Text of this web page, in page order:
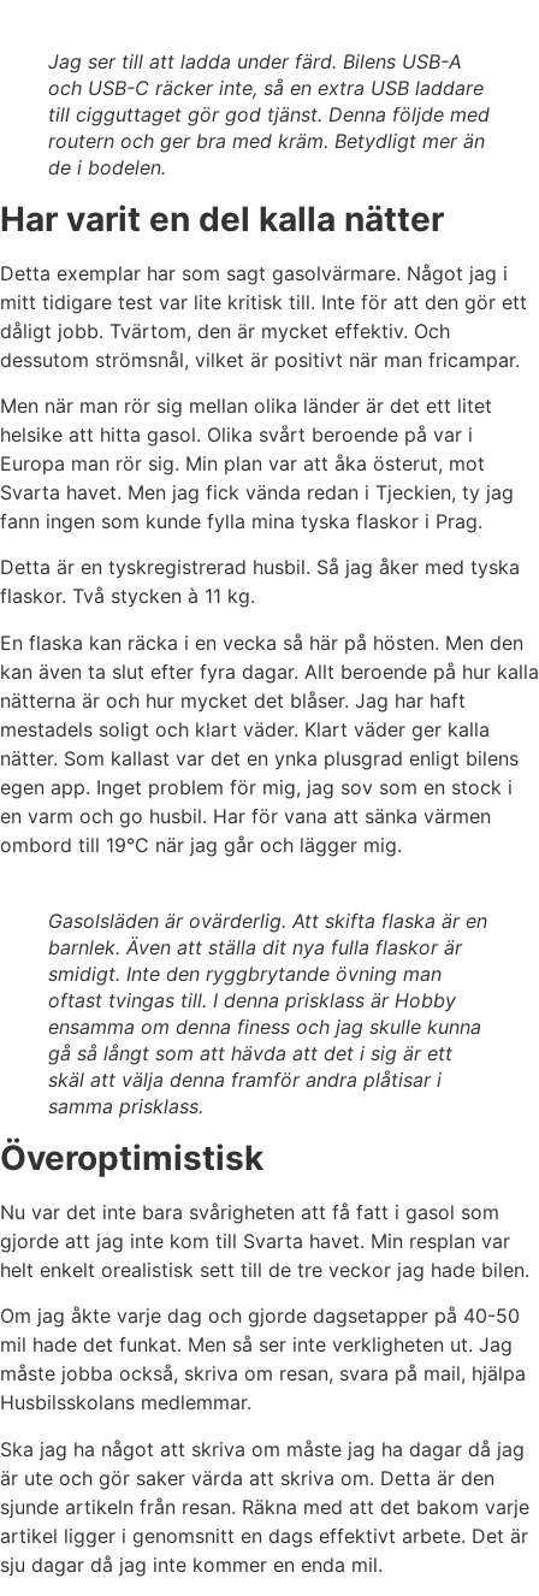
Jag ser till att ladda under färd. Bilens USB-A
och USB-C räcker inte, så en extra USB laddare
till cigguttaget gör god tjänst. Denna följde med
routern och ger bra med kräm. Betydligt mer än
de i bodelen.
Har varit en del kalla nätter
Detta exemplar har som sagt gasolvärmare. Något jag i
mitt tidigare test var lite kritisk till. Inte för att den gör ett
dåligt jobb. Tvärtom, den är mycket effektiv. Och
dessutom strömsnål, vilket är positivt när man fricampar.
Men när man rör sig mellan olika länder är det ett litet
helsike att hitta gasol. Olika svårt beroende på var i
Europa man rör sig. Min plan var att åka österut, mot
Svarta havet. Men jag fick vända redan i Tjeckien, ty jag
fann ingen som kunde fylla mina tyska flaskor i Prag.
Detta är en tyskregistrerad husbil. Så jag åker med tyska
flaskor. Två stycken à 11 kg.
En flaska kan räcka i en vecka så här på hösten. Men den
kan även ta slut efter fyra dagar. Allt beroende på hur kalla
nätterna är och hur mycket det blåser. Jag har haft
mestadels soligt och klart väder. Klart väder ger kalla
nätter. Som kallast var det en ynka plusgrad enligt bilens
egen app. Inget problem för mig, jag sov som en stock i
en varm och go husbil. Har för vana att sänka värmen
ombord till 19°C när jag går och lägger mig.
Gasolsläden är ovärderlig. Att skifta flaska är en
barnlek. Även att ställa dit nya fulla flaskor är
smidigt. Inte den ryggbrytande övning man
oftast tvingas till. I denna prisklass är Hobby
ensamma om denna finess och jag skulle kunna
gå så långt som att hävda att det i sig är ett
skäl att välja denna framför andra plåtisar i
samma prisklass.
Överoptimistisk
Nu var det inte bara svårigheten att få fatt i gasol som
gjorde att jag inte kom till Svarta havet. Min resplan var
helt enkelt orealistisk sett till de tre veckor jag hade bilen.
Om jag åkte varje dag och gjorde dagsetapper på 40-50
mil hade det funkat. Men så ser inte verkligheten ut. Jag
måste jobba också, skriva om resan, svara på mail, hjälpa
Husbilsskolans medlemmar.
Ska jag ha något att skriva om måste jag ha dagar då jag
är ute och gör saker värda att skriva om. Detta är den
sjunde artikeln från resan. Räkna med att det bakom varje
artikel ligger i genomsnitt en dags effektivt arbete. Det är
sju dagar då jag inte kommer en enda mil.